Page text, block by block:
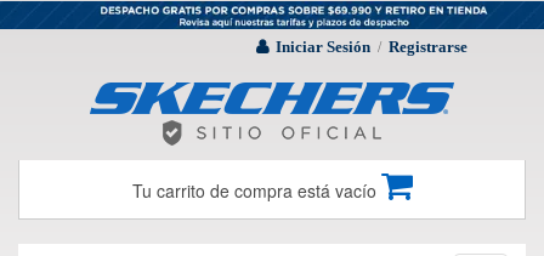
Iniciar Sesión / Registrarse
Tu carrito de compra está vacío